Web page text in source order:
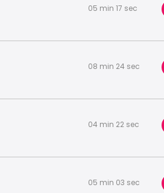
05 min 17 sec
08 min 24 sec
04 min 22 sec
05 min 03 sec